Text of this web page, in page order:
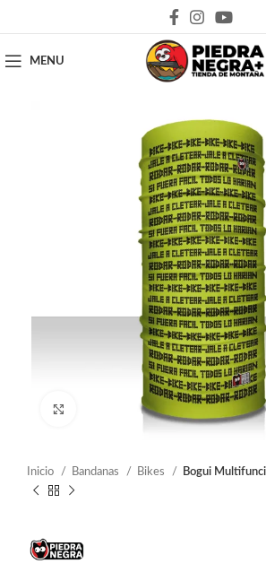
MENU
Click to enlarge
Inicio Bandanas Bikes Bogui
Deja que la montaña sea parte de tu